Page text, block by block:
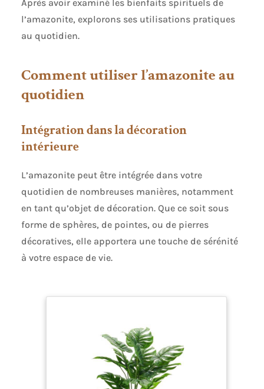
extra large, chiffres clairs, appuyez sur le bouton
start, il suffit de 30 secondes, vous obtiendrez
âgées. Accessible hors de la boîte : vous
Après avoir examiné les bienfaits spirituels de
l’amazonite, explorons ses utilisations pratiques
au quotidien.
Comment utiliser l’amazonite au
quotidien
Intégration dans la décoration
intérieure
L’amazonite peut être intégrée dans votre
quotidien de nombreuses manières, notamment
en tant qu’objet de décoration. Que ce soit sous
forme de sphères, de pointes, ou de pierres
décoratives, elle apportera une touche de sérénité
à votre espace de vie.